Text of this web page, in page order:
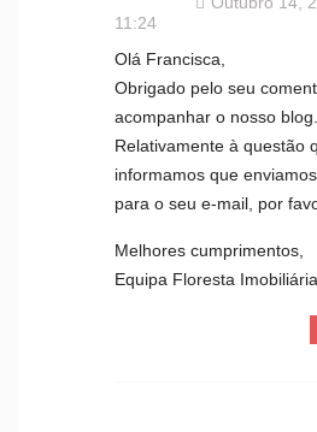
11:24
Olá Francisca,
Obrigado pelo seu
acompanhar o nosso blog.
Relativamente à questão
informamos que
para o seu e-mail, por
Melhores cumprimentos,
Equipa Floresta Imobiliária